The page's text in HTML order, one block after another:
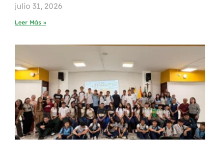
julio 31, 2026
Leer Más »